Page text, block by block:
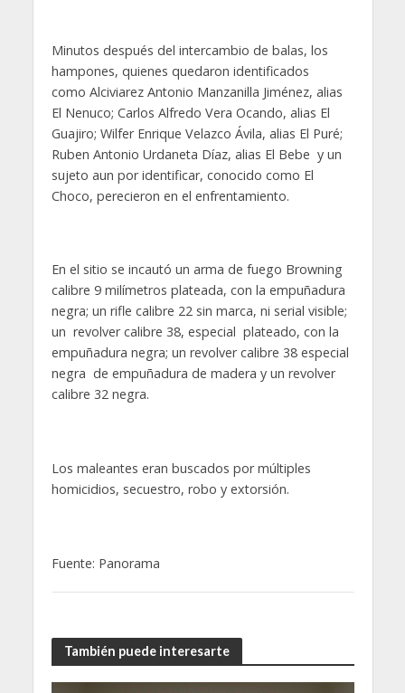
Minutos después del intercambio de balas, los
hampones, quienes quedaron identificados
como Alciviarez Antonio Manzanilla Jiménez, alias
El Nenuco; Carlos Alfredo Vera Ocando, alias El
Guajiro; Wilfer Enrique Velazco Ávila, alias El Puré;
Ruben Antonio Urdaneta Díaz, alias El Bebe y un
sujeto aun por identificar, conocido como El
Choco, perecieron en el enfrentamiento.
En el sitio se incautó un arma de fuego Browning
calibre 9 milímetros plateada, con la empuñadura
negra; un rifle calibre 22 sin marca, ni serial visible;
un revolver calibre 38, especial plateado, con la
empuñadura negra; un revolver calibre 38 especial
negra de empuñadura de madera y un revolver
calibre 32 negra.
Los maleantes eran buscados por múltiples
homicidios, secuestro, robo y extorsión.
Fuente: Panorama
También puede interesarte